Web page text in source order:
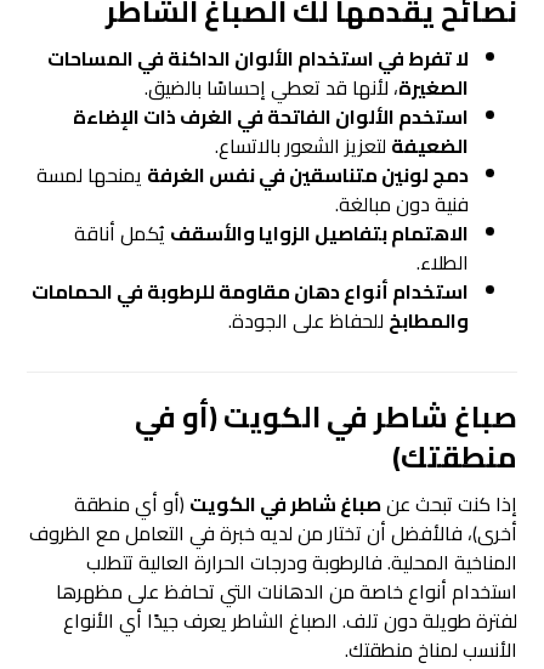
نصائح يقدمها لك الصباغ الشاطر
لا تفرط في استخدام الألوان الداكنة في المساحات
الصغيرة، لأنها قد تعطي إحساسًا بالضيق.
استخدم الألوان الفاتحة في الغرف ذات الإضاءة
الضعيفة لتعزيز الشعور بالاتساع.
دمج لونين متناسقين في نفس الغرفة يمنحها لمسة
فنية دون مبالغة.
الاهتمام بتفاصيل الزوايا والأسقف يُكمل أناقة
الطلاء.
استخدام أنواع دهان مقاومة للرطوبة في الحمامات
والمطابخ للحفاظ على الجودة.
صباغ شاطر في الكويت (أو في
منطقتك)
إذا كنت تبحث عنصباغ شاطر في الكويت (أو أي منطقة
أخرى)، فالأفضل أن تختار من لديه خبرة في التعامل مع الظروف
المناخية المحلية. فالرطوبة ودرجات الحرارة العالية تتطلب
استخدام أنواع خاصة من الدهانات التي تحافظ على مظهرها
لفترة طويلة دون تلف. الصباغ الشاطر يعرف جيدًا أي الأنواع
الأنسب لمناخ منطقتك.